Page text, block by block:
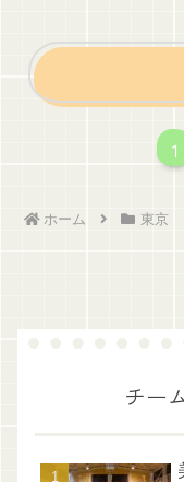
1
ホーム 東京
チー